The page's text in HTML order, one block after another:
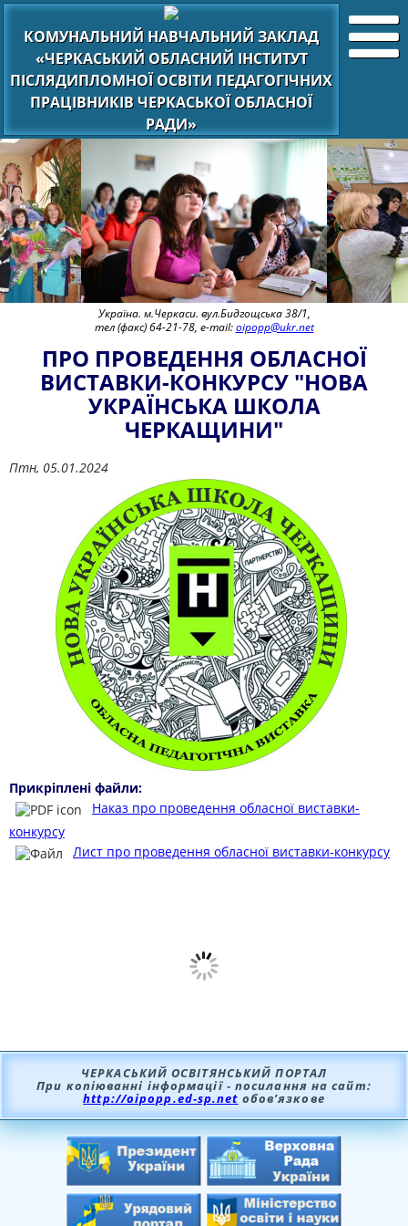
КОМУНАЛЬНИЙ НАВЧАЛЬНИЙ ЗАКЛАД
«ЧЕРКАСЬКИЙ ОБЛАСНИЙ ІНСТИТУТ
ПІСЛЯДИПЛОМНОЇ ОСВІТИ ПЕДАГОГІЧНИХ
ПРАЦІВНИКІВ ЧЕРКАСЬКОЇ ОБЛАСНОЇ
РАДИ»
Україна. м.Черкаси. вул.Бидгощська 38/1,
тел (факс) 64-21-78, e-mail:oipopp@ukr.net
ПРО ПРОВЕДЕННЯ ОБЛАСНОЇ
ВИСТАВКИ-КОНКУРСУ "НОВА
УКРАЇНСЬКА ШКОЛА
ЧЕРКАЩИНИ"
Птн, 05.01.2024
Прикріплені файли:
Наказ про проведення обласної виставки-
конкурсу
Лист про проведення обласної виставки-конкурсу
ЧЕРКАСЬКИЙ ОСВІТЯНСЬКИЙ ПОРТАЛ
При копіюванні інформації - посилання на сайт:
http://oipopp.ed-sp.net обов’язкове